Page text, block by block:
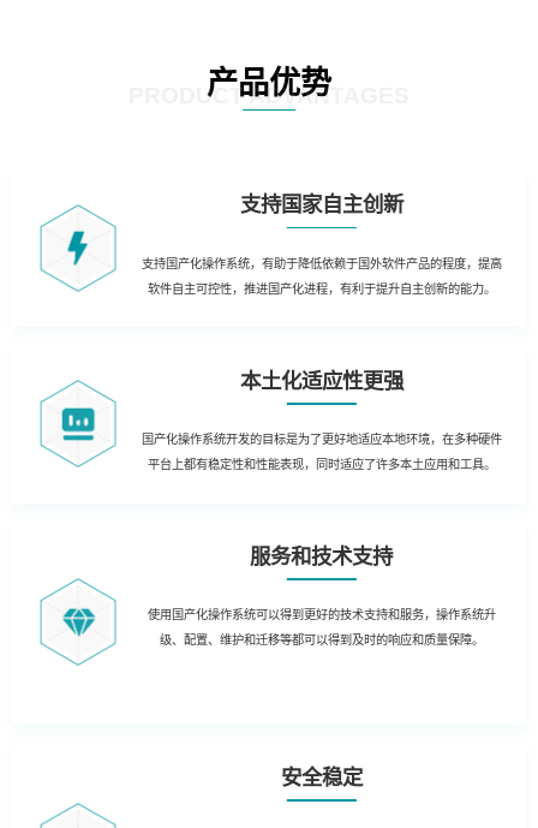
产品优势
PRODUCT ADVANTAGES
支持国家自主创新
支持国产化操作系统，有助于降低依赖于国外软件产品的程度，提高
软件自主可控性，推进国产化进程，有利于提升自主创新的能力。
本土化适应性更强
国产化操作系统开发的目标是为了更好地适应本地环境，在多种硬件
平台上都有稳定性和性能表现，同时适应了许多本土应用和工具。
服务和技术支持
使用国产化操作系统可以得到更好的技术支持和服务，操作系统升
级、配置、维护和迁移等都可以得到及时的响应和质量保障。
安全稳定